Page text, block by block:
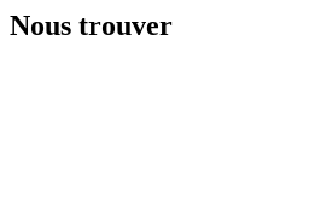
Nous trouver